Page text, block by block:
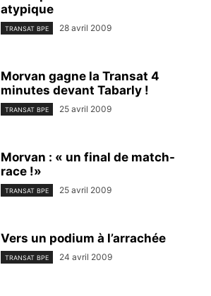
atypique
TRANSAT BPE 28 avril 2009
Morvan gagne la Transat 4
minutes devant Tabarly !
TRANSAT BPE 25 avril 2009
Morvan : « un final de match-
race !»
TRANSAT BPE 25 avril 2009
Vers un podium à l’arrachée
TRANSAT BPE 24 avril 2009